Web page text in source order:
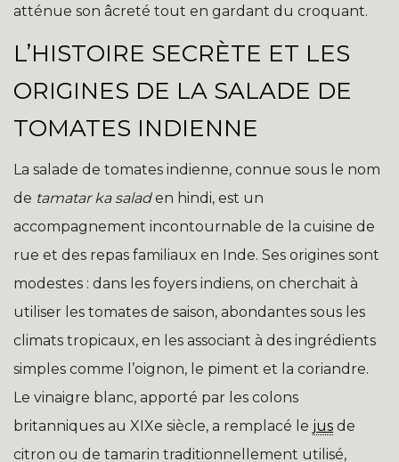
atténue son âcreté tout en gardant du croquant.
L’HISTOIRE SECRÈTE ET LES
ORIGINES DE LA SALADE DE
TOMATES INDIENNE
La salade de tomates indienne, connue sous le nom
de tamatar ka saladen hindi, est un
accompagnement incontournable de la cuisine de
rue et des repas familiaux en Inde. Ses origines sont
modestes : dans les foyers indiens, on cherchait à
utiliser les tomates de saison, abondantes sous les
climats tropicaux, en les associant à des ingrédients
simples comme l’oignon, le piment et la coriandre.
Le vinaigre blanc, apporté par les colons
britanniques au XIXe siècle, a remplacé le jus de
citron ou de tamarin traditionnellement utilisé,